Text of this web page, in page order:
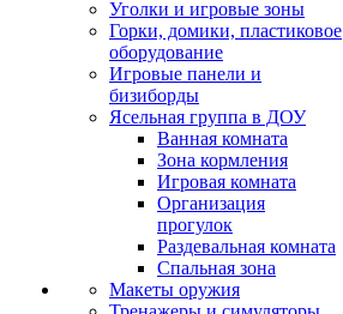
Уголки и игровые зоны
Горки, домики, пластиковое
оборудование
Игровые панели и
бизиборды
Ясельная группа в ДОУ
Ванная комната
Зона кормления
Игровая комната
Организация
прогулок
Раздевальная комната
Спальная зона
Макеты оружия